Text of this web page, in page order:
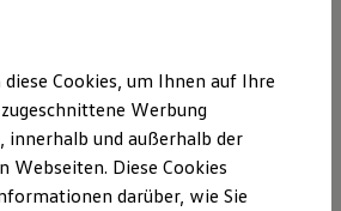
finden
Cookies, um Ihnen auf Ihre
Werbung
innerhalb und außerhalb der
Webseiten. Diese Cookies
darüber, wie Sie